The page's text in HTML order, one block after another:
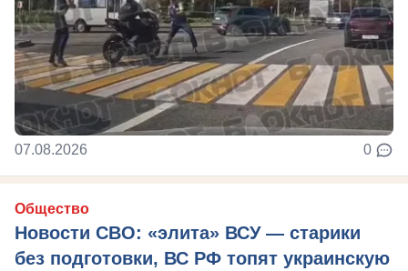
07.08.2026 0
Общество
Новости СВО: «элита» ВСУ — старики
без подготовки, ВС РФ топят украинскую